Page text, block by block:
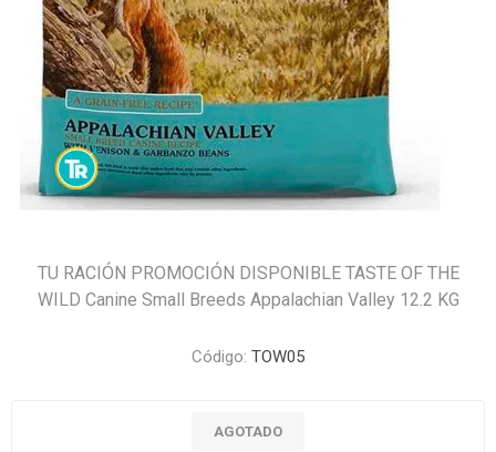
TU RACIÓN PROMOCIÓN DISPONIBLE TASTE OF THE
WILD Canine Small Breeds Appalachian Valley 12.2 KG
Código: TOW05
AGOTADO